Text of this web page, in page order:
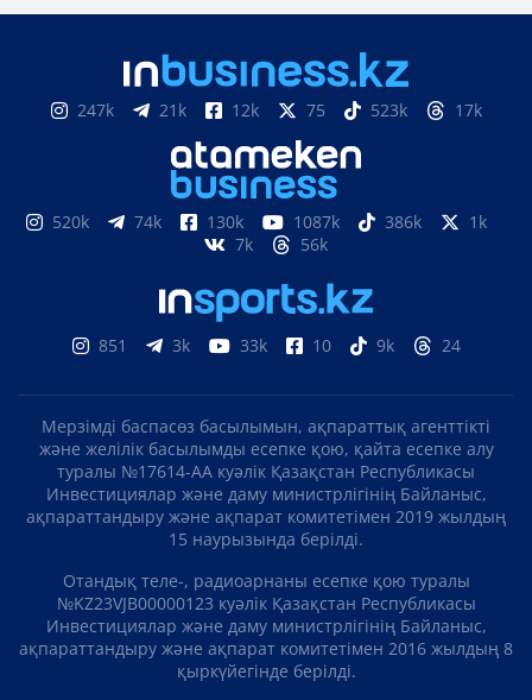
247k 21k 12k 75 523k 17k
520k 74k 130k 1087k 386k
1k
7k
56k
851 3k 33k 10 9k 24
Мерзімді баспасөз басылымын, ақпараттық агенттікті
және желілік басылымды есепке қою, қайта есепке алу
туралы №17614-АА куәлік Қазақстан Республикасы
Инвестициялар және даму министрлігінің Байланыс,
ақпараттандыру және ақпарат комитетімен 2019 жылдың
15 наурызында берілді.
Отандық теле-, радиоарнаны есепке қою туралы
№KZ23VJB00000123 куәлік Қазақстан Республикасы
Инвестициялар және даму министрлігінің Байланыс,
ақпараттандыру және ақпарат комитетімен 2016 жылдың 8
қыркүйегінде берілді.